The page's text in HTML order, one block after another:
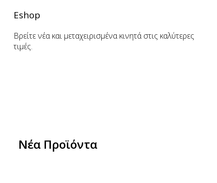
Eshop
Βρείτε νέα και μεταχειρισμένα κινητά στις καλύτερες
τιμές.
Νέα Προϊόντα